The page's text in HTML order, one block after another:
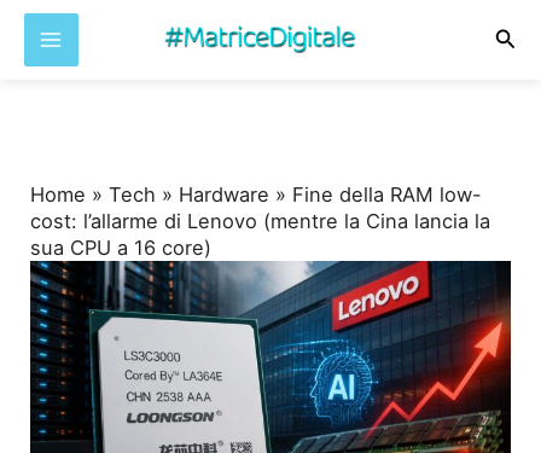
Home »Tech » Hardware » Fine della RAM low-
cost: l’allarme di Lenovo (mentre la Cina lancia la
sua CPU a 16 core)